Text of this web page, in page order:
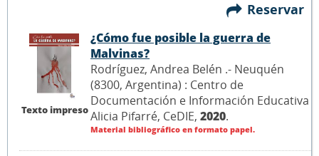
Reservar
Texto impreso
¿Cómo fue posible la guerra de
Malvinas?
Rodríguez, Andrea Belén .- Neuquén
(8300, Argentina) : Centro de
Documentación e Información Educativa
Alicia Pifarré, CeDIE, 2020.
Material bibliográfico en formato papel.